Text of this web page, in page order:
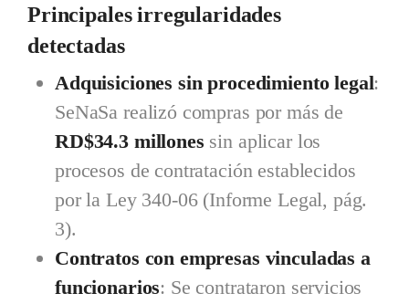
Principales irregularidades
detectadas
Adquisiciones sin procedimiento legal:
SeNaSa realizó compras por más de
RD$34.3 millones sin aplicar los
procesos de contratación establecidos
por la Ley 340-06 (Informe Legal, pág.
3).
Contratos con empresas vinculadas a
funcionarios: Se contrataron servicios